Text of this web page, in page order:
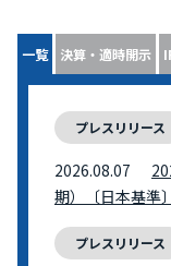
一覧 決算・適時開示
プレスリリース
2026.08.07
期）〔日本基準〕
プレスリリース